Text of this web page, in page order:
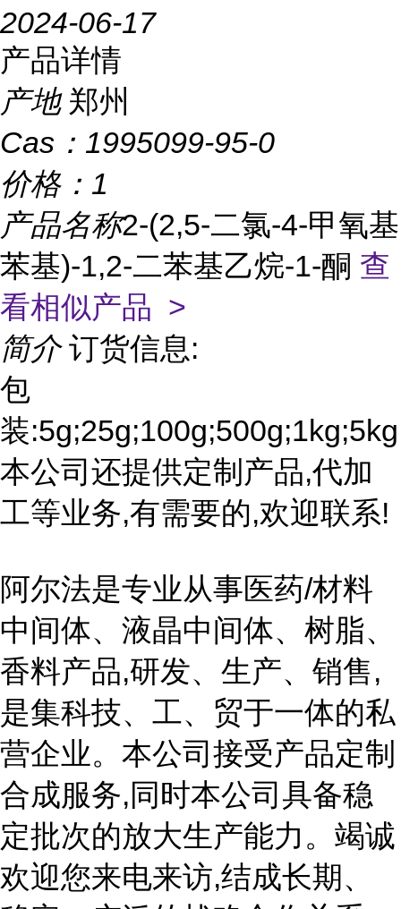
2024-06-17
产品详情
产地 郑州
Cas： 1995099-95-0
价格： 1
产品名称2-(2,5-二氯-4-甲氧基
苯基)-1,2-二苯基乙烷-1-酮 查
看相似产品 >
简介 订货信息:
包
装:5g;25g;100g;500g;1kg;5kg
本公司还提供定制产品,代加
工等业务,有需要的,欢迎联系!
阿尔法是专业从事医药/材料
中间体、液晶中间体、树脂、
香料产品,研发、生产、销售,
是集科技、工、贸于一体的私
营企业。本公司接受产品定制
合成服务,同时本公司具备稳
定批次的放大生产能力。竭诚
欢迎您来电来访,结成长期、